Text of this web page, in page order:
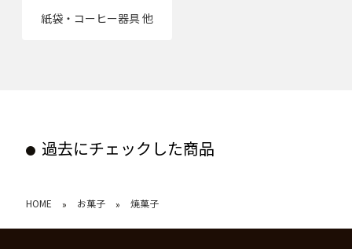
紙袋・コーヒー器具 他
過去にチェックした商品
HOME » お菓子 » 焼菓子